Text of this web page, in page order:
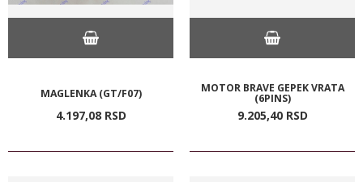
MAGLENKA (GT/F07)
4.197,08 RSD
MOTOR BRAVE GEPEK VRATA
(6PINS)
9.205,40 RSD